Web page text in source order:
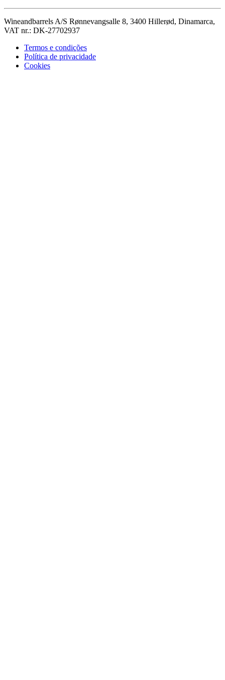
Wineandbarrels A/S Rønnevangsalle 8, 3400 Hillerød, Dinamarca,
VAT nr.: DK-27702937
Termos e condições
Política de privacidade
Cookies